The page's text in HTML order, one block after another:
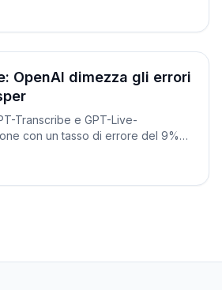
OpenAI dimezza gli errori
Transcribe e GPT-Live-
con un tasso di errore del 9%